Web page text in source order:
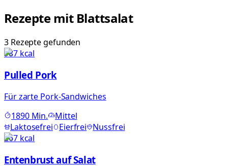
Rezepte mit Blattsalat
3 Rezeptegefunden
987kcal
Pulled Pork
Für zarte Pork-Sandwiches
1890Min.
Mittel
Laktosefrei
Eierfrei
Nussfrei
267kcal
Entenbrust auf Salat